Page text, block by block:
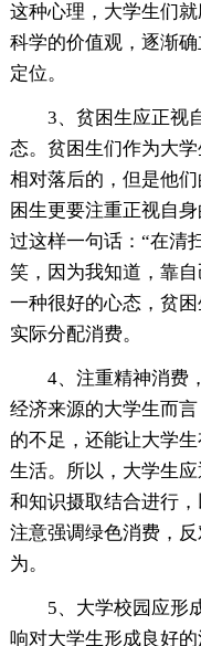
这种心理，大学生们
科学的价值观，逐渐
定位。
3、贫困生应正视自
态。贫困生们作为大
相对落后的，但是他
困生更要注重正视自
过这样一句话：“在清
笑，因为我知道，靠
一种很好的心态，贫
实际分配消费。
4、注重精神消费，
经济来源的大学生而
的不足，还能让大学
生活。所以，大学生
和知识摄取结合进行
注意强调绿色消费，
为。
5、大学校园应形成
响对大学生形成良好